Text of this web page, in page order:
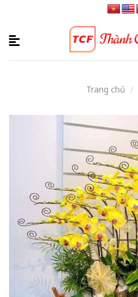
content
Trang chủ /